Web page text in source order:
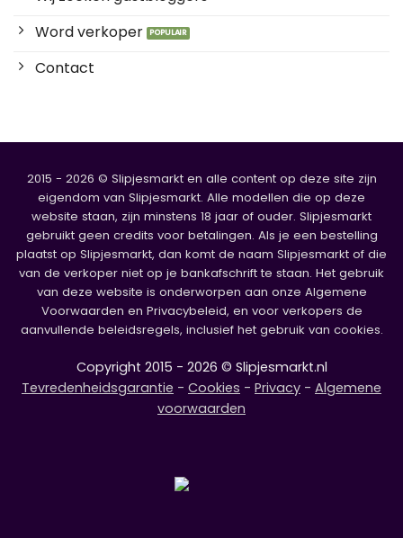
Word verkoper
Contact
2015 - 2026 © Slipjesmarkt en alle content op deze site zijn
eigendom van Slipjesmarkt. Alle modellen die op deze
website staan, zijn minstens 18 jaar of ouder. Slipjesmarkt
gebruikt geen credits voor betalingen. Als je een bestelling
plaatst op Slipjesmarkt, dan komt de naam Slipjesmarkt of die
van de verkoper niet op je bankafschrift te staan. Het gebruik
van deze website is onderworpen aan onze Algemene
Voorwaarden en Privacybeleid, en voor verkopers de
aanvullende beleidsregels, inclusief het gebruik van cookies.
Copyright 2015 - 2026 © Slipjesmarkt.nl
Tevredenheidsgarantie - Cookies - Privacy - Algemene
voorwaarden